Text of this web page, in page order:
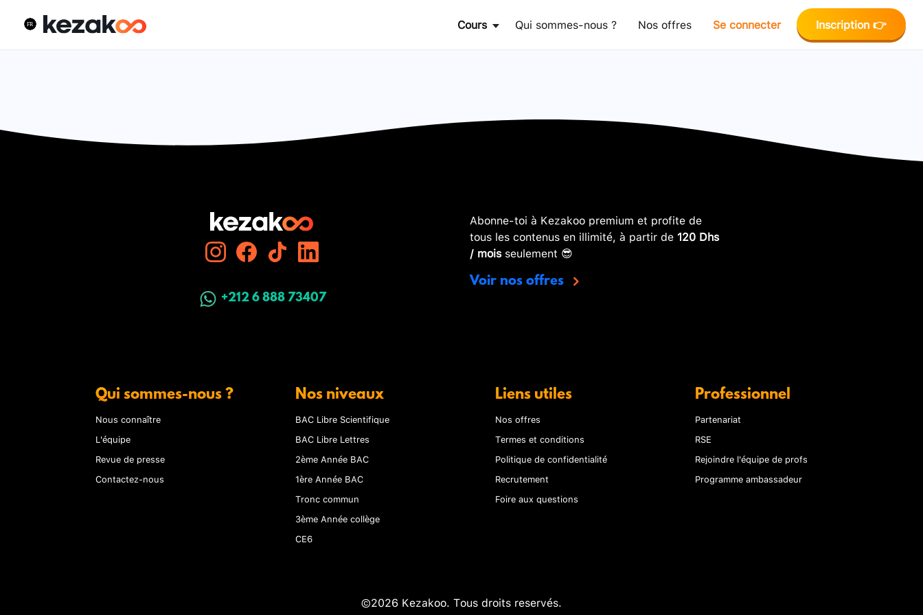
Cours Qui sommes-nous ? Nos offres Se connecter Inscription 👉
+212 6 888 73407
Abonne-toi à Kezakoo premium et profite de
tous les contenus en illimité, à partir de 120 Dhs
/ moisseulement 😎
Voir nos offres
Qui sommes-nous ?
Nous connaître
L'équipe
Revue de presse
Contactez-nous
Nos niveaux
BAC Libre Scientifique
BAC Libre Lettres
2ème Année BAC
1ère Année BAC
Tronc commun
3ème Année collège
CE6
Liens utiles
Nos offres
Termes et conditions
Politique de confidentialité
Recrutement
Foire aux questions
Professionnel
Partenariat
RSE
Rejoindre l'équipe de profs
Programme ambassadeur
©2026 Kezakoo. Tous droits reservés.